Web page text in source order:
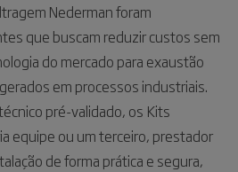
Nederman foram
que buscam reduzir custos sem
do mercado para exaustão
em processos industriais.
pré-validado, os Kits
equipe ou um terceiro, prestador
de forma prática e segura,